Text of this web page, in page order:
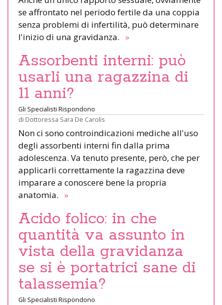
se affrontato nel periodo fertile da una coppia
senza problemi di infertilità, può determinare
l'inizio di una gravidanza. »
Assorbenti interni: può
usarli una ragazzina di
11 anni?
Gli Specialisti Rispondono
di Dottoressa Sara De Carolis
Non ci sono controindicazioni mediche all'uso
degli assorbenti interni fin dalla prima
adolescenza. Va tenuto presente, però, che per
applicarli correttamente la ragazzina deve
imparare a conoscere bene la propria
anatomia. »
Acido folico: in che
quantità va assunto in
vista della gravidanza
se si è portatrici sane di
talassemia?
Gli Specialisti Rispondono